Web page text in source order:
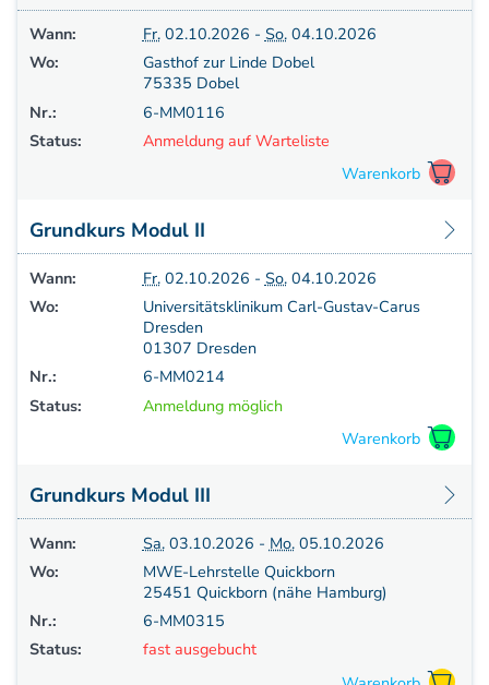
Wann: Fr.02.10.2026 - So.04.10.2026
Wo:
Gasthof zur Linde Dobel
75335 Dobel
Nr.:
6-MM0116
Status:
Anmeldung auf Warteliste
Grundkurs Modul II
Wann: Fr.02.10.2026 - So.04.10.2026
Wo:
Universitätsklinikum Carl-Gustav-Carus
Dresden
01307 Dresden
Nr.:
6-MM0214
Status:
Anmeldung möglich
Grundkurs Modul III
Wann: Sa.03.10.2026 - Mo.05.10.2026
Wo:
MWE-Lehrstelle Quickborn
25451 Quickborn (nähe Hamburg)
Nr.:
6-MM0315
Status:
fast ausgebucht